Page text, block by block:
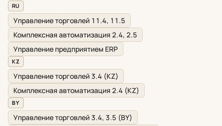
RU
Управление торговлей 11.4, 11.5
Комплексная автоматизация 2.4, 2.5
Управление предприятием ERP
KZ
Управление торговлей 3.4 (KZ)
Комплексная автоматизация 2.4 (KZ)
BY
Управление торговлей 3.4, 3.5 (BY)